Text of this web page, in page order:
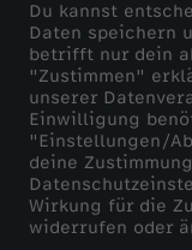
Du kannst
Daten speichern
betrifft nur dein
"Zustimmen"
unserer
Einwilligung
"Einstellungen/
deine
Wirkung für die
widerrufen oder